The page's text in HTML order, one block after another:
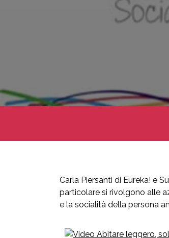
Carla Piersanti di Eureka! e
particolare si rivolgono alle
e la socialità della persona